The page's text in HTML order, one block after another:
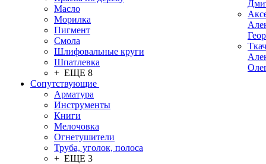
Масло
Морилка
Пигмент
Смола
Шлифовальные круги
Шпатлевка
+ ЕЩЕ 8
Сопутствующие
Арматура
Инструменты
Книги
Мелочовка
Огнетушители
Труба, уголок, полоса
+ ЕЩЕ 3